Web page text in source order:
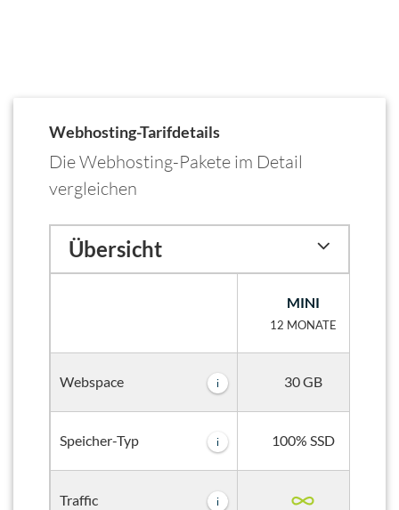
Webhosting-Tarifdetails
Die Webhosting-Pakete im Detail
vergleichen
Übersicht
MINI
12 MONATE
Webspace i 30 GB
Speicher-Typ i 100% SSD
Traffic i